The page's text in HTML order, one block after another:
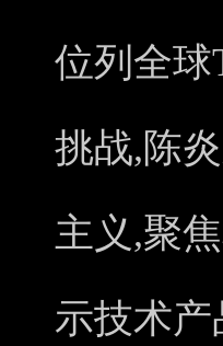
位列全球
挑战,陈
主义,聚
示技术